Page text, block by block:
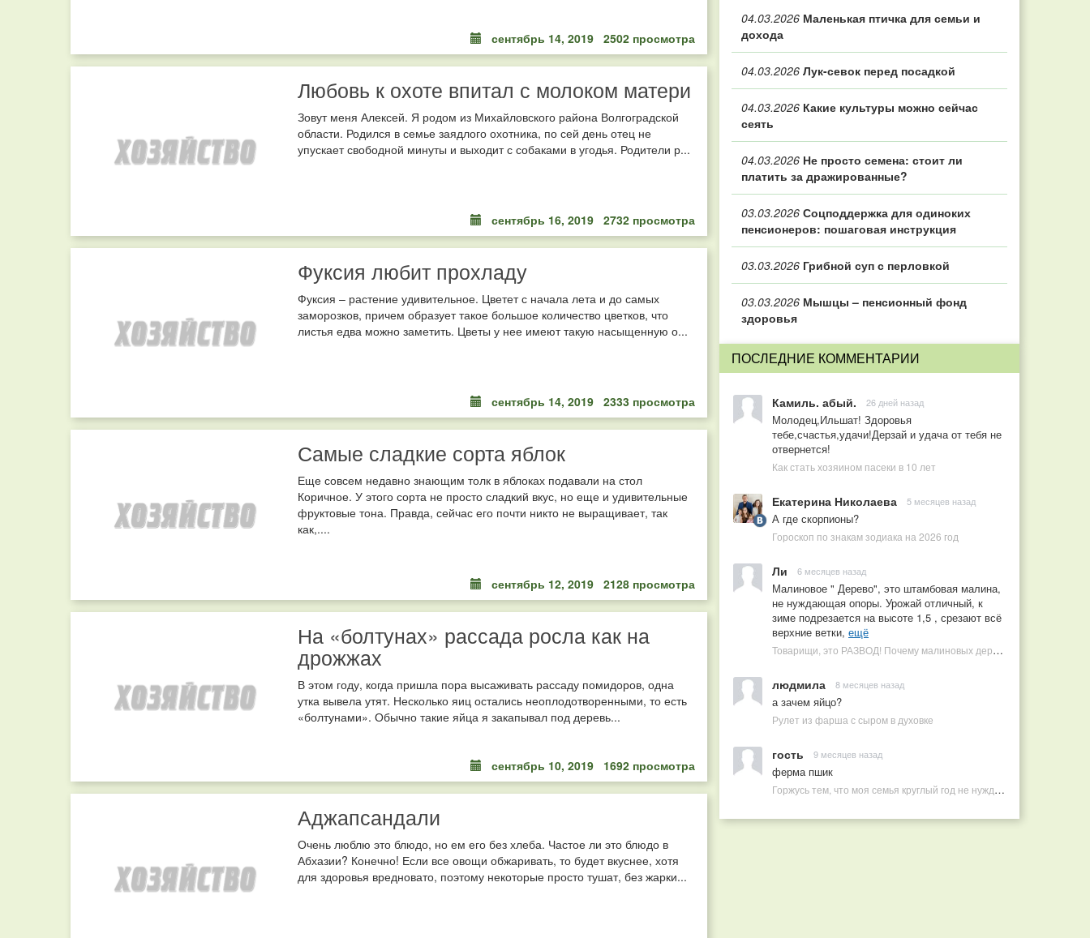
сентябрь 14, 2019 2502 просмотра
Любовь к охоте впитал с молоком матери
Зовут меня Алексей. Я родом из Михайловского района Волгоградской
области. Родился в семье заядлого охотника, по сей день отец не
упускает свободной минуты и выходит с собаками в угодья. Родители р...
сентябрь 16, 2019 2732 просмотра
Фуксия любит прохладу
Фуксия – растение удивительное. Цветет с начала лета и до самых
заморозков, причем образует такое большое количество цветков, что
листья едва можно заметить. Цветы у нее имеют такую насыщенную о...
сентябрь 14, 2019 2333 просмотра
Самые сладкие сорта яблок
Еще совсем недавно знающим толк в яблоках подавали на стол
Коричное. У этого сорта не просто сладкий вкус, но еще и удивительные
фруктовые тона. Правда, сейчас его почти никто не выращивает, так
как,....
сентябрь 12, 2019 2128 просмотра
На «болтунах» рассада росла как на
дрожжах
В этом году, когда пришла пора высаживать рассаду помидоров, одна
утка вывела утят. Несколько яиц остались неоплодотворенными, то есть
«болтунами». Обычно такие яйца я закапывал под деревь...
сентябрь 10, 2019 1692 просмотра
Аджапсандали
Очень люблю это блюдо, но ем его без хлеба. Частое ли это блюдо в
Абхазии? Конечно! Если все овощи обжаривать, то будет вкуснее, хотя
для здоровья вредновато, поэтому некоторые просто тушат, без жарки...
04.03.2026 Маленькая птичка для семьи и
дохода
04.03.2026 Лук-севок перед посадкой
04.03.2026 Какие культуры можно сейчас
сеять
04.03.2026 Не просто семена: стоит ли
платить за дражированные?
03.03.2026 Соцподдержка для одиноких
пенсионеров: пошаговая инструкция
03.03.2026 Грибной суп с перловкой
03.03.2026 Мышцы – пенсионный фонд
здоровья
ПОСЛЕДНИЕ КОММЕНТАРИИ
Камиль. абый. 26 дней назад
Молодец,Ильшат! Здоровья
тебе,счастья,удачи!Дерзай и удача от тебя не
отвернется!
Как стать хозяином пасеки в 10 лет
Екатерина Николаева 5 месяцев назад
А где скорпионы?
Гороскоп по знакам зодиака на 2026 год
Ли 6 месяцев назад
Малиновое " Дерево", это штамбовая малина,
не нуждающая опоры. Урожай отличный, к
зиме подрезается на высоте 1,5 , срезают всё
верхние ветки, ещё
Товарищи, это РАЗВОД! Почему малиновых деревьев не бывает, или Как ушлые продавцы наживаются на мечтах садоводов
людмила 8 месяцев назад
а зачем яйцо?
Рулет из фарша с сыром в духовке
гость 9 месяцев назад
ферма пшик
Горжусь тем, что моя семья круглый год не нуждается в покупных витаминах